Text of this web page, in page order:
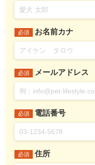
必須 お名前カナ
必須 メールアドレス
必須 電話番号
必須 住所